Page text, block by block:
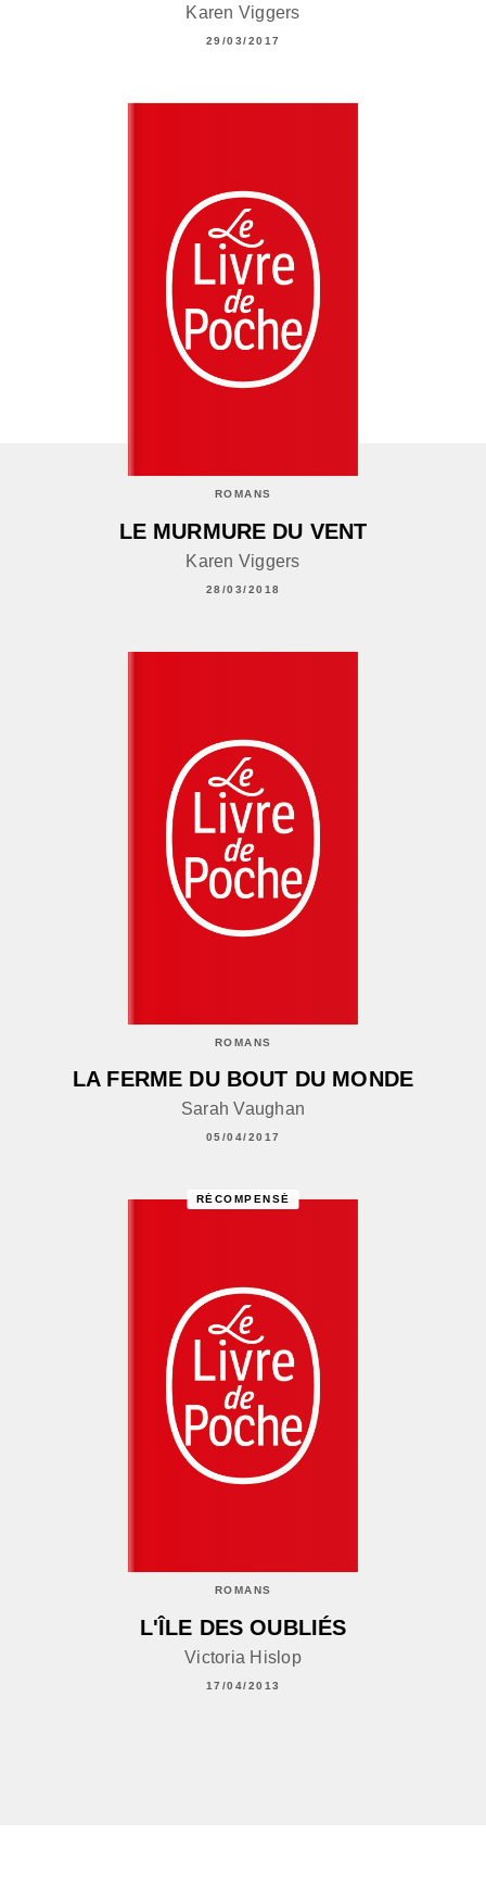
Karen Viggers
29/03/2017
ROMANS
LE MURMURE DU VENT
Karen Viggers
28/03/2018
ROMANS
LA FERME DU BOUT DU MONDE
Sarah Vaughan
05/04/2017
RÉCOMPENSÉ
ROMANS
L'ÎLE DES OUBLIÉS
Victoria Hislop
17/04/2013